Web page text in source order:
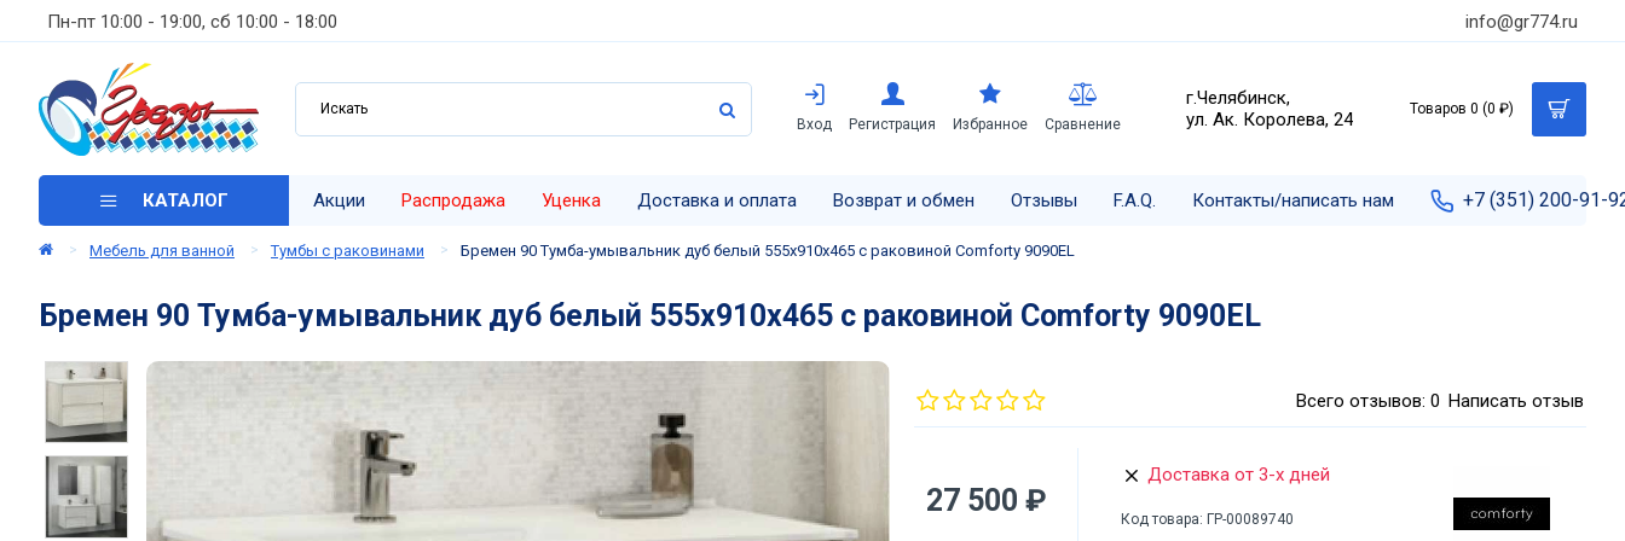
Пн-пт 10:00 - 19:00, сб 10:00 - 18:00 info@gr774.ru
Вход Регистрация Избранное Сравнение
г.Челябинск,
ул. Ак. Королева, 24
Товаров 0 (0 ₽)
КАТАЛОГ Акции Распродажа Уценка Доставка и оплата Возврат и обмен Отзывы F.A.Q. Контакты/написать нам +7 (351) 200-91-
Мебель для ванной Тумбы с раковинами Бремен 90 Тумба-умывальник дуб белый 555х910х465 с раковиной Comforty 9090EL
Бремен 90 Тумба-умывальник дуб белый 555х910х465 с раковиной Comforty 9090EL
Всего отзывов: 0 Написать отзыв
27 500 ₽
Доставка от 3-х дней
Код товара: ГР-00089740